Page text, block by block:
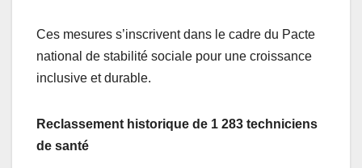
Ces mesures s’inscrivent dans le cadre du Pacte
national de stabilité sociale pour une croissance
inclusive et durable.
Reclassement historique de 1 283 techniciens
de santé